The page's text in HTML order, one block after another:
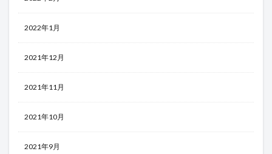
2022年1月
2021年12月
2021年11月
2021年10月
2021年9月